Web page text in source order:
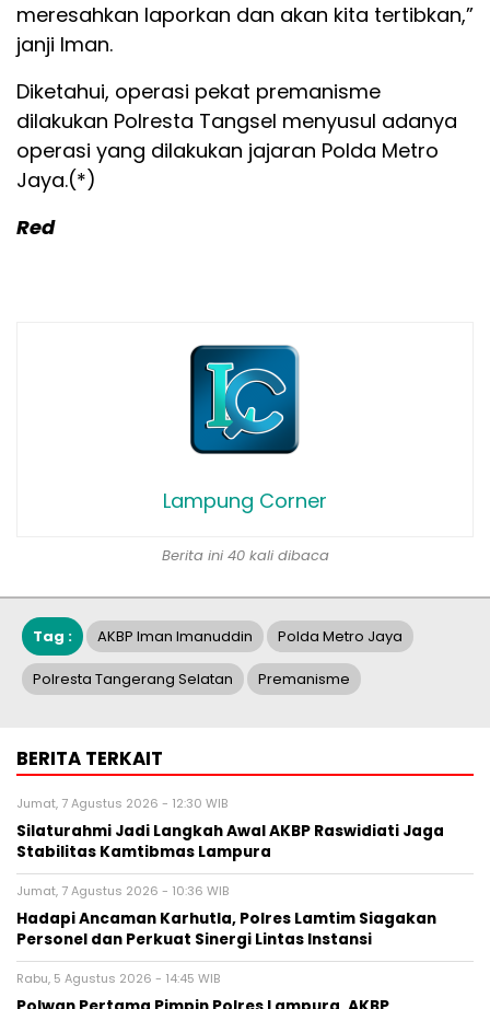
meresahkan laporkan dan akan kita tertibkan,”
janji Iman.
Diketahui, operasi pekat premanisme
dilakukan Polresta Tangsel menyusul adanya
operasi yang dilakukan jajaran Polda Metro
Jaya.(*)
Red
Lampung Corner
Berita ini 40 kali dibaca
Tag : AKBP Iman Imanuddin Polda Metro Jaya
Polresta Tangerang Selatan Premanisme
BERITA TERKAIT
Jumat, 7 Agustus 2026 - 12:30 WIB
Silaturahmi Jadi Langkah Awal AKBP Raswidiati Jaga
Stabilitas Kamtibmas Lampura
Jumat, 7 Agustus 2026 - 10:36 WIB
Hadapi Ancaman Karhutla, Polres Lamtim Siagakan
Personel dan Perkuat Sinergi Lintas Instansi
Rabu, 5 Agustus 2026 - 14:45 WIB